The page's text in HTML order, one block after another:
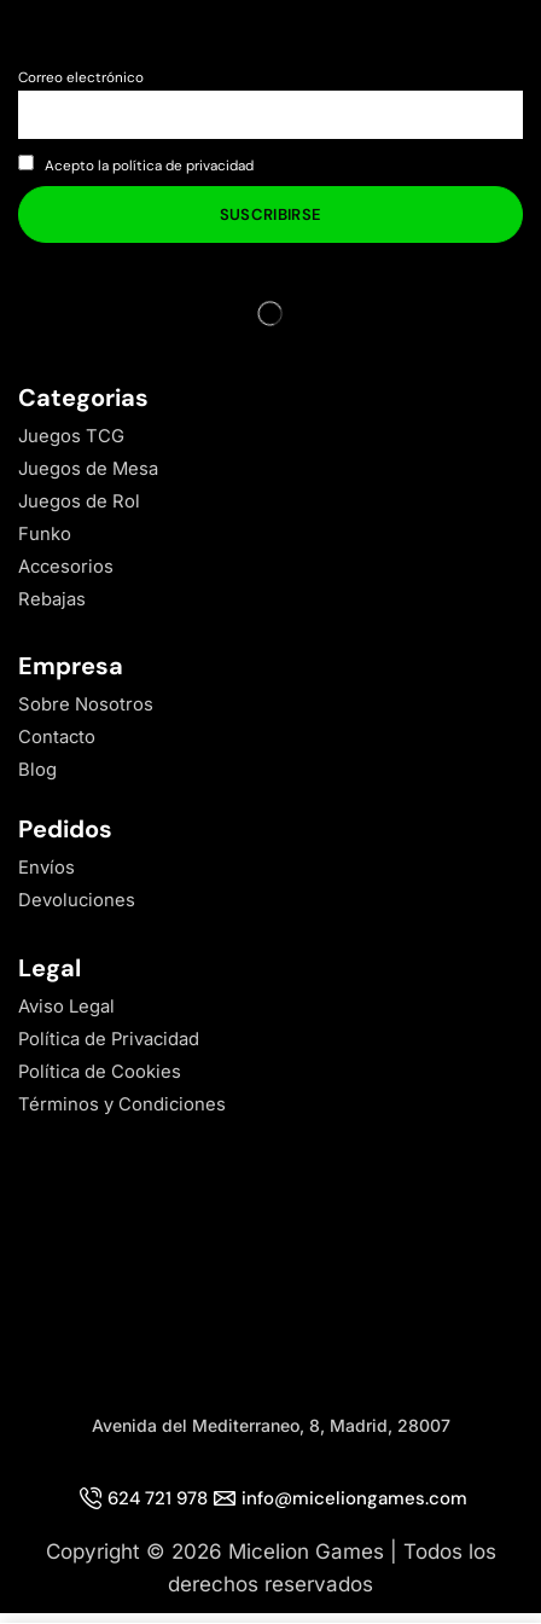
Correo electrónico
Acepto la política de privacidad
Categorias
Juegos TCG
Juegos de Mesa
Juegos de Rol
Funko
Accesorios
Rebajas
Empresa
Sobre Nosotros
Contacto
Blog
Pedidos
Envíos
Devoluciones
Legal
Aviso Legal
Política de Privacidad
Política de Cookies
Términos y Condiciones
Avenida del Mediterraneo, 8, Madrid, 28007
Copyright © 2026 Micelion Games | Todos los
derechos reservados
624 721 978 info@miceliongames.com